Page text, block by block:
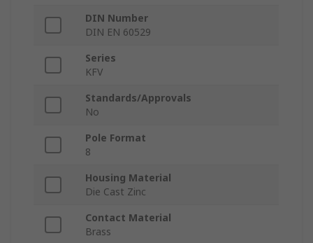
DIN Number
DIN EN 60529
Series
KFV
Standards/Approvals
No
Pole Format
8
Housing Material
Die Cast Zinc
Contact Material
Brass